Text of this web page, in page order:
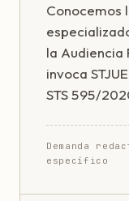
Conocemos
la Audiencia
invoca
STS 595/
Demanda
específico